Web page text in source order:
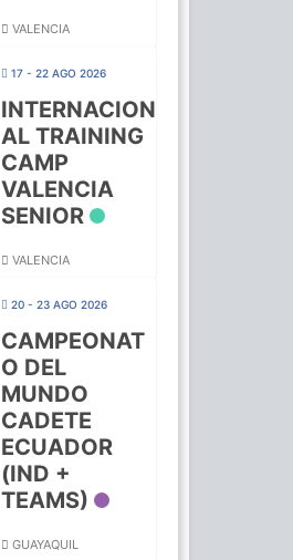
VALENCIA
17 - 22 AGO 2026
INTERNACION
AL TRAINING
CAMP
VALENCIA
SENIOR
VALENCIA
20 - 23 AGO 2026
CAMPEONAT
O DEL
MUNDO
CADETE
ECUADOR
(IND +
TEAMS)
GUAYAQUIL